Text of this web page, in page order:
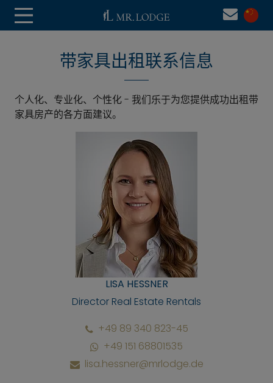
带家具出租联系信息
个人化、专业化、个性化 - 我们乐于为您提供成功出租带
家具房产的各方面建议。
LISA HESSNER
Director Real Estate Rentals
+49 89 340 823-45
+49 151 68801535
lisa.hessner@mrlodge.de